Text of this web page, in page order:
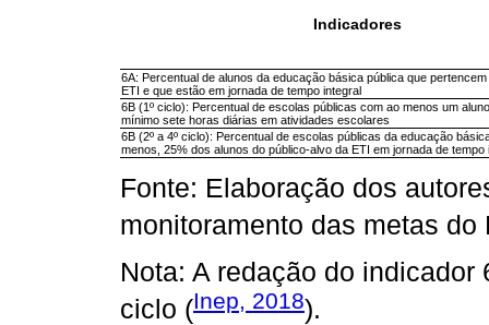
Indicadores
6A: Percentual de alunos da educação básica pública que
ETI e que estão em jornada de tempo integral
6B (1º ciclo): Percentual de escolas públicas com ao menos um
mínimo sete horas diárias em atividades escolares
6B (2º a 4º ciclo): Percentual de escolas públicas da educação
menos, 25% dos alunos do público-alvo da ETI em jornada de tempo
Fonte: Elaboração dos
monitoramento das metas do
Nota: A redação do indicador
ciclo (Inep, 2018).